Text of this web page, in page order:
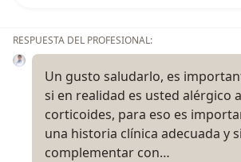
RESPUESTA DEL PROFESIONAL:
Un gusto saludarlo, es
si en realidad es usted alérgico
corticoides, para eso es
una historia clínica adecuada y
complementar con…